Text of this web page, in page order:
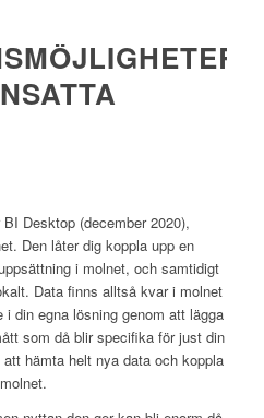
Desktop (december 2020),
Den låter dig koppla upp en
i molnet, och samtidigt
Data finns alltså kvar i molnet
i din egna lösning genom att lägga
som då blir specifika för just din
hämta helt nya data och koppla